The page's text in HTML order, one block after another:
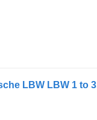
LBW LBW 1 to